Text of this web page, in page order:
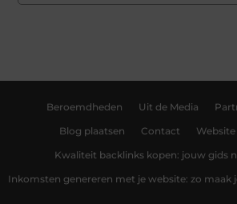
Beroemdheden Uit de Media
Blog plaatsen Contact
Kwaliteit backlinks kopen: jouw gids
Inkomsten genereren met je website: zo maak